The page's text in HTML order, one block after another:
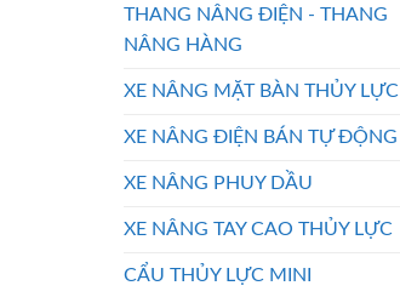
THANG NÂNG ĐIỆN - THANG
NÂNG HÀNG
XE NÂNG MẶT BÀN THỦY LỰC
XE NÂNG ĐIỆN BÁN TỰ ĐỘNG
XE NÂNG PHUY DẦU
XE NÂNG TAY CAO THỦY LỰC
CẨU THỦY LỰC MINI